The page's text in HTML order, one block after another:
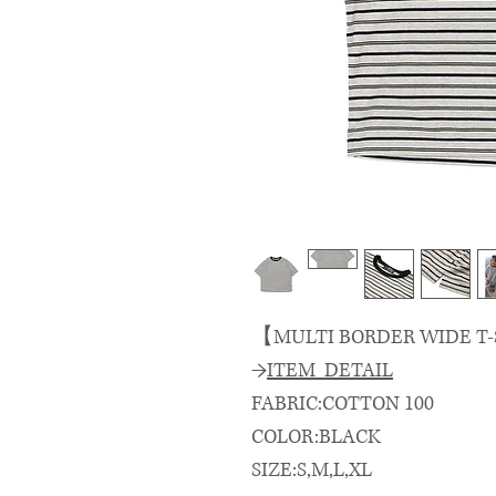
【MULTI BORDER WIDE
→ITEM DETAIL
FABRIC:COTTON 100
COLOR:BLACK
SIZE:S,M,L,XL